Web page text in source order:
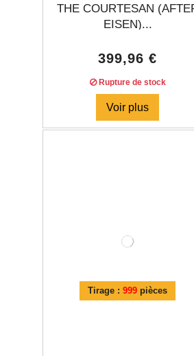
THE COURTESAN
EISEN)...
399,96 €
Rupture de stock
Voir plus
Tirage :999 pièces